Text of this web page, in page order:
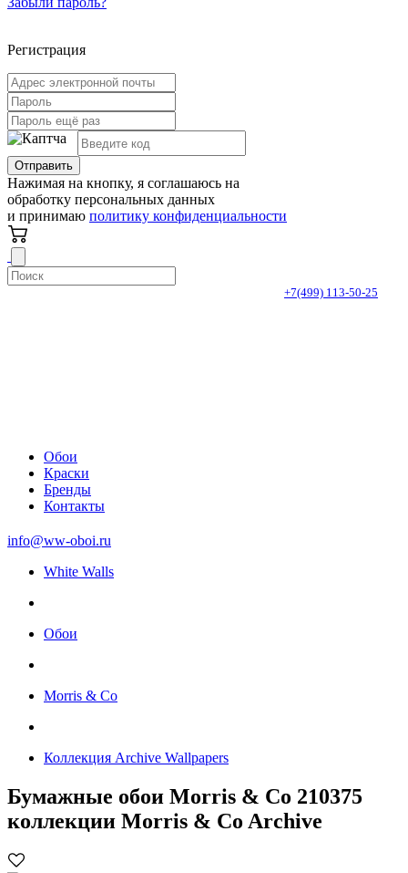
Регистрация
Отправить
Нажимая на кнопку, я соглашаюсь на
обработку персональных данных
и принимаю политику конфиденциальности
+7(499) 113-50-25
Обои
Краски
Бренды
Контакты
info@ww-oboi.ru
White Walls
Обои
Morris & Co
Коллекция Archive Wallpapers
Бумажные обои Morris & Co 210375
коллекции Morris & Co Archive